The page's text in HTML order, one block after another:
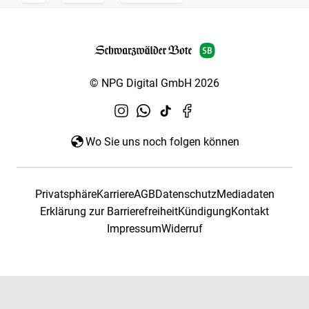
© NPG Digital GmbH 2026
Wo Sie uns noch folgen können
PrivatsphäreKarriereAGBDatenschutzMediadaten
Erklärung zur BarrierefreiheitKündigungKontakt
ImpressumWiderruf